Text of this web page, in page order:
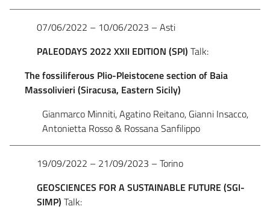
07/06/2022 – 10/06/2023 – Asti
PALEODAYS 2022 XXII EDITION (SPI) Talk:
The fossiliferous Plio-Pleistocene section of Baia
Massolivieri (Siracusa, Eastern Sicily)
Gianmarco Minniti, Agatino Reitano, Gianni Insacco,
Antonietta Rosso & Rossana Sanfilippo
19/09/2022 – 21/09/2023 – Torino
GEOSCIENCES FORASUSTAINABLE FUTURE(SGI-
SIMP) Talk: